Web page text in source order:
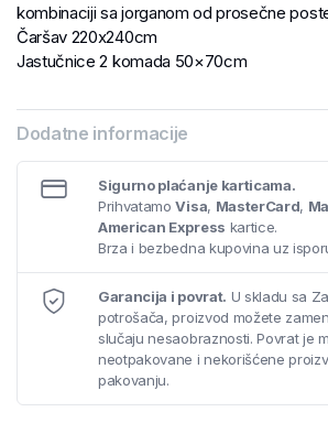
kombinaciji sa jorganom od prosečne
Čaršav 220x240cm
Jastučnice 2 komada 50×70cm
Dodatne informacije
Sigurno plaćanje karticama.
PrihvatamoVisa, MasterCard,
American Express kartice.
Brza i bezbedna kupovina uz
Garancija i povrat. U skladu sa
potrošača, proizvod možete
slučaju nesaobraznosti. Povrat je
neotpakovane i nekorišćene
pakovanju.